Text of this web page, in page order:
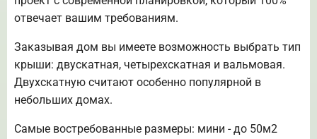
отвечает вашим требованиям.
Заказывая дом вы имеете возможность выбрать тип
крыши: двускатная, четырехскатная и вальмовая.
Двухскатную считают особенно популярной в
небольших домах.
Самые востребованные размеры: мини - до 50м2